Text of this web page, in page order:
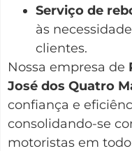
Serviço de
às
clientes.
Nossa empresa de
José dos Quatro
confiança e
consolidando-se
motoristas em